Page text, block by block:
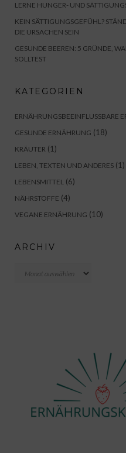
LERNE HUNGER- UND
KEIN SÄTTIGUNGSGEFÜHL?
DIE URSACHEN SEIN
GESUNDE BEEREN: 5 GRÜNDE,
SOLLTEST
KATEGORIEN
ERNÄHRUNGSBEEINFLUSSBARE
GESUNDE ERNÄHRUNG (18)
KRÄUTER (1)
LEBEN, TEXTEN UND ANDERES (1)
LEBENSMITTEL (6)
NÄHRSTOFFE (4)
VEGANE ERNÄHRUNG (10)
ARCHIV